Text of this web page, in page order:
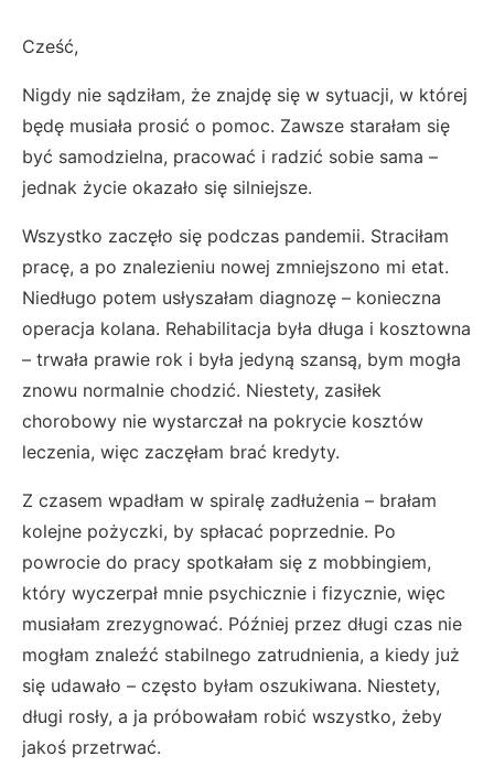
Cześć,
Nigdy nie sądziłam, że znajdę się w sytuacji, w której
będę musiała prosić o pomoc. Zawsze starałam się
być samodzielna, pracować i radzić sobie sama –
jednak życie okazało się silniejsze.
Wszystko zaczęło się podczas pandemii. Straciłam
pracę, a po znalezieniu nowej zmniejszono mi etat.
Niedługo potem usłyszałam diagnozę – konieczna
operacja kolana. Rehabilitacja była długa i kosztowna
– trwała prawie rok i była jedyną szansą, bym mogła
znowu normalnie chodzić. Niestety, zasiłek
chorobowy nie wystarczał na pokrycie kosztów
leczenia, więc zaczęłam brać kredyty.
Z czasem wpadłam w spiralę zadłużenia – brałam
kolejne pożyczki, by spłacać poprzednie. Po
powrocie do pracy spotkałam się z mobbingiem,
który wyczerpał mnie psychicznie i fizycznie, więc
musiałam zrezygnować. Później przez długi czas nie
mogłam znaleźć stabilnego zatrudnienia, a kiedy już
się udawało – często byłam oszukiwana. Niestety,
długi rosły, a ja próbowałam robić wszystko, żeby
jakoś przetrwać.